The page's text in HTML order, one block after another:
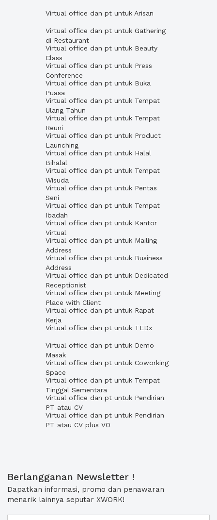
Virtual office dan pt untuk Arisan
Virtual office dan pt untuk Gathering
di Restaurant
Virtual office dan pt untuk Beauty
Class
Virtual office dan pt untuk Press
Conference
Virtual office dan pt untuk Buka
Puasa
Virtual office dan pt untuk Tempat
Ulang Tahun
Virtual office dan pt untuk Tempat
Reuni
Virtual office dan pt untuk Product
Launching
Virtual office dan pt untuk Halal
Bihalal
Virtual office dan pt untuk Tempat
Wisuda
Virtual office dan pt untuk Pentas
Seni
Virtual office dan pt untuk Tempat
Ibadah
Virtual office dan pt untuk Kantor
Virtual
Virtual office dan pt untuk Mailing
Address
Virtual office dan pt untuk Business
Address
Virtual office dan pt untuk Dedicated
Receptionist
Virtual office dan pt untuk Meeting
Place with Client
Virtual office dan pt untuk Rapat
Kerja
Virtual office dan pt untuk TEDx
Virtual office dan pt untuk Demo
Masak
Virtual office dan pt untuk Coworking
Space
Virtual office dan pt untuk Tempat
Tinggal Sementara
Virtual office dan pt untuk Pendirian
PT atau CV
Virtual office dan pt untuk Pendirian
PT atau CV plus VO
Berlangganan Newsletter !
Dapatkan informasi, promo dan penawaran
menarik lainnya seputar XWORK!